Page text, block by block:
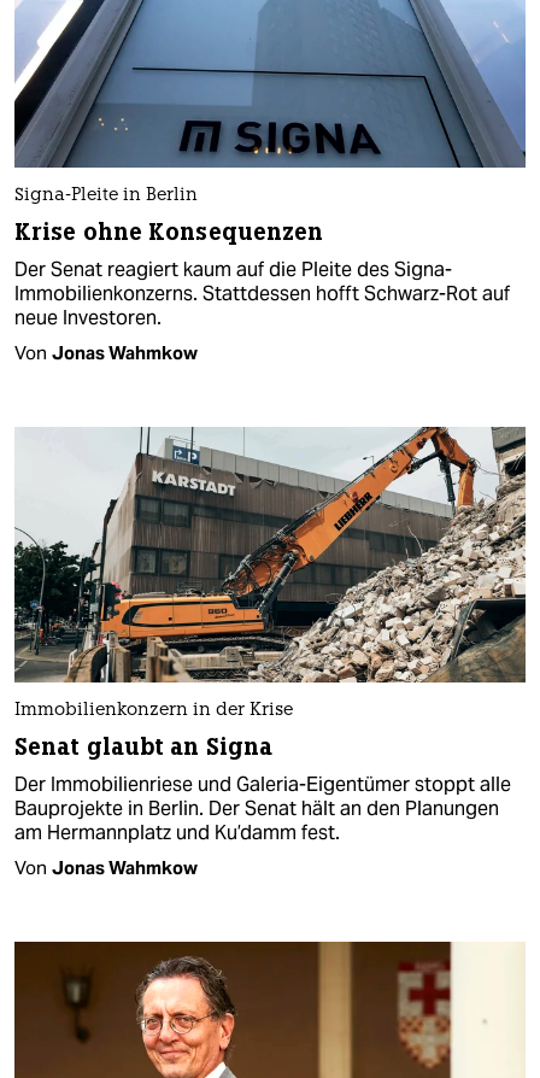
Signa-Pleite in Berlin
Krise ohne Konsequenzen
Der Senat reagiert kaum auf die Pleite des Signa-
Immobilienkonzerns. Stattdessen hofft Schwarz-Rot auf
neue Investoren.
Von Jonas Wahmkow
Immobilienkonzern in der Krise
Senat glaubt an Signa
Der Immobilienriese und Galeria-Eigentümer stoppt alle
Bauprojekte in Berlin. Der Senat hält an den Planungen
am Hermannplatz und Ku’damm fest.
Von Jonas Wahmkow